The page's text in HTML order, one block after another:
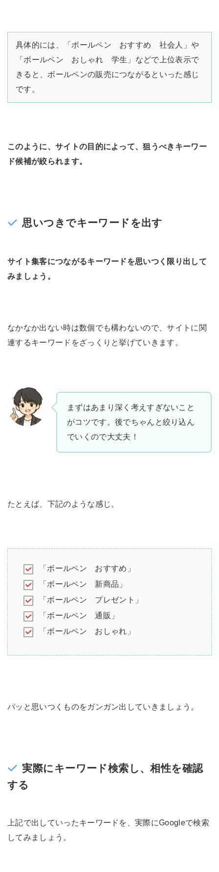
具体的には、「ボールペン おすすめ 社会人」や
「ボールペン おしゃれ 学生」などで上位表示で
きると、ボールペンの販売につながるといった感じ
です。
このように、サイトの目的によって、狙うべきキーワー
ド候補が絞られます。
思いつきでキーワードを出す
サイト集客につながるキーワードを思いつく限り出して
みましょう。
なかなか出ない時は数個でも構わないので、サイトに関
連するキーワードをざっくりと挙げていきます。
まずはあまり深く考えすぎないこと
がコツです。後でちゃんと絞り込ん
でいくので大丈夫！
たとえば、下記のような感じ。
「ボールペン おすすめ」
「ボールペン 新商品」
「ボールペン プレゼント」
「ボールペン 通販」
「ボールペン おしゃれ」
パッと思いつくものをガンガン出していきましょう。
実際にキーワード検索し、相性を確認
する
上記で出していったキーワードを、実際にGoogleで検索
してみましょう。